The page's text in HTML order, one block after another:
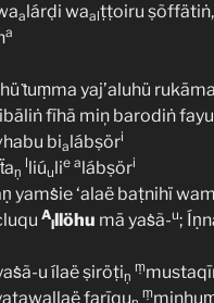
alárḍi waalṭṭoiru
a
ṫuṃma yaj’aluhü
fīhā miņ barodiṅ
bialábṣöri
ṇ
lliúulie alábṣöri
yamṡie ‘alaë baṭnihï
A
lllöhu mā yaṡã-u;
u ílaë ṣiröṭiṇ
ṃ
farīqu ṃ